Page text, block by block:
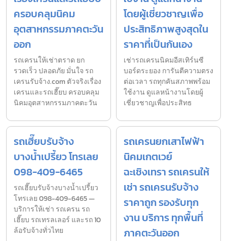
ครอบคลุมนิคม
อุตสาหกรรมภาคตะวัน
ออก
รถเครนให้เช่าตราด ยก
รวดเร็ว ปลอดภัย มั่นใจ รถ
เครนรับจ้าง.com ตัวจริงเรื่อง
เครนและรถเฮี๊ยบ ครอบคลุม
นิคมอุตสาหกรรมภาคตะวัน
โดยผู้เชี่ยวชาญเพื่อ
ประสิทธิภาพสูงสุดใน
ราคาที่เป็นกันเอง
เช่ารถเครนนิคมอีสเทิร์นซี
บอร์ดระยอง การันตีความตรง
ต่อเวลา รถทุกคันสภาพพร้อม
ใช้งาน ดูแลหน้างานโดยผู้
เชี่ยวชาญเพื่อประสิทธ
รถเฮี๊ยบรับจ้าง
บางน้ำเปรี้ยว โทรเลย
098-409-6465
รถเฮี๊ยบรับจ้างบางน้ำเปรี้ยว
โทรเลย 098-409-6465 —
บริการให้เช่า รถเครน รถ
เฮี๊ยบ รถเทรลเลอร์ และรถ 10
ล้อรับจ้างทั่วไทย
รถเครนยกเสาไฟฟ้า
นิคมเกตเวย์
ฉะเชิงเทรา รถเครนให้
เช่า รถเครนรับจ้าง
ราคาถูก รองรับทุก
งาน บริการ ทุกพื้นที่
ภาคตะวันออก